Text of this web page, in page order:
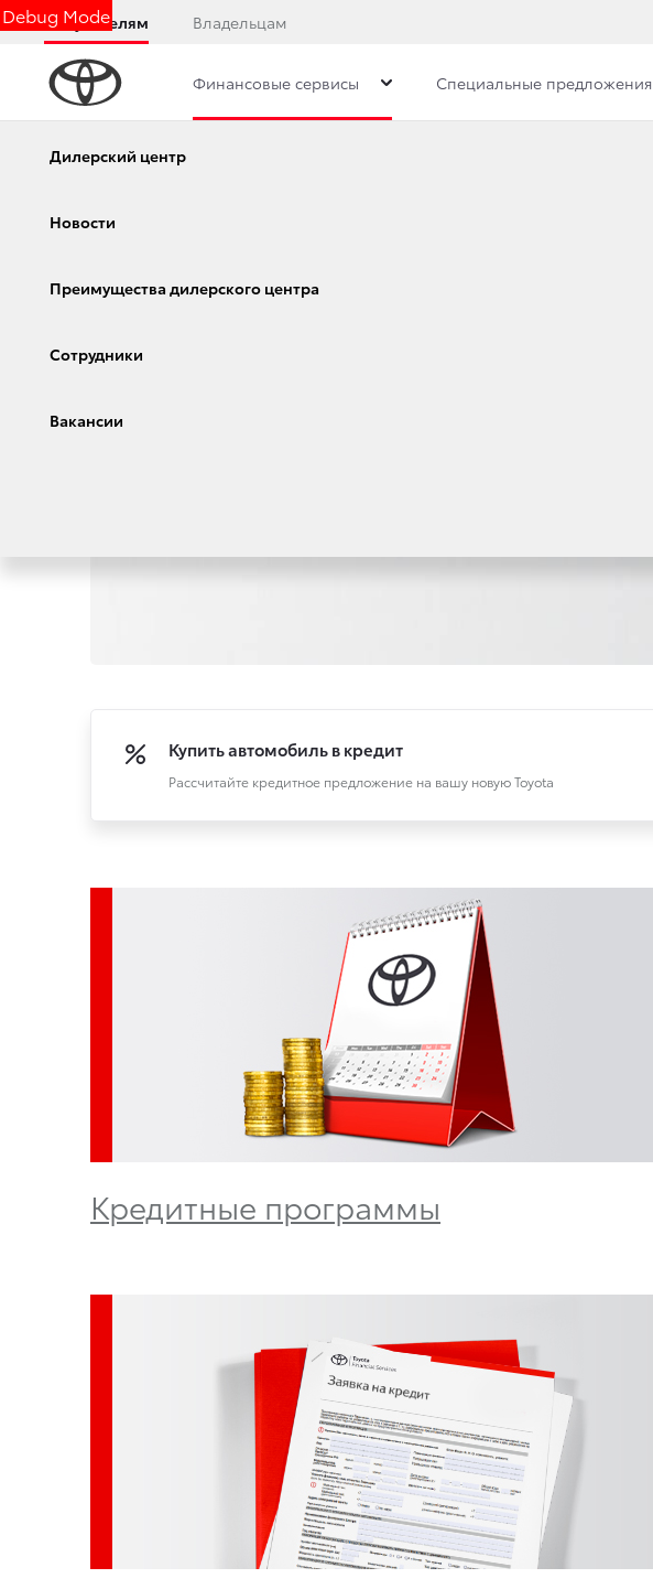
Debug Mode
Покупателям Владельцам
Финансовые сервисы
Калькулятор
Консультация по кредиту
Онлайн-одобрение
Обзор раздела
Специальные предложения
Дилерский центр
Новости
Преимущества дилерского центра
Сотрудники
Вакансии
Калькулятор
Купить автомобиль в кредит
Рассчитайте кредитное предложение на вашу новую Toyota
Кредитные программы